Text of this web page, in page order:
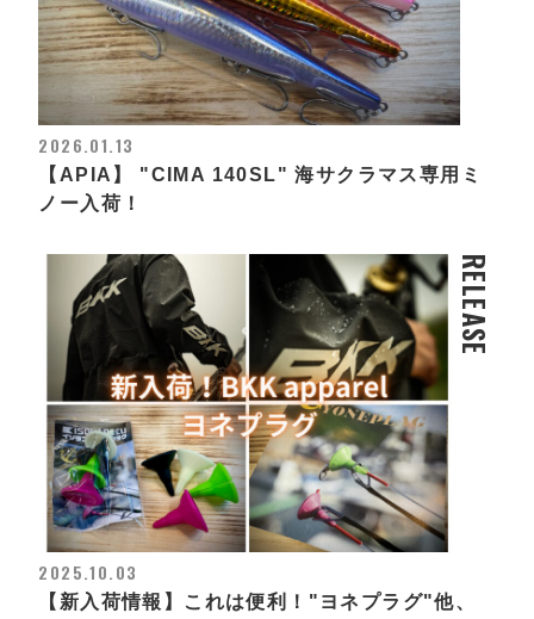
2026.01.13
【APIA】 "CIMA 140SL" 海サクラマス専用ミ
ノー入荷！
RELEASE
2025.10.03
【新入荷情報】これは便利！"ヨネプラグ"他、